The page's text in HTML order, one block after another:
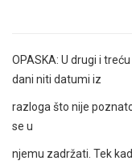
OPASKA: U drugi i
dani niti datumi iz
razloga što nije
se u
njemu zadržati. Tek